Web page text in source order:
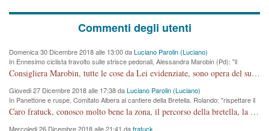
Commenti degli utenti
Domenica 30 Dicembre 2018 alle 13:00 daLuciano Parolin (Luciano)
In Ennesimo ciclista travolto sulle strisce pedonali, Alessandra Marobin (Pd): "il
Comune si svegli"
Consigliera Marobin, tutte le cose da Lei evidenziate, sono opera del suo ex Assessore e compagno di Partito Antonio Marco Dalla Pozza Assessore alla "progettazione" di piste ciclabili e altre porcherie. A lui manderei il conto da saldare per incidenti e danni alle persone. E' ora che "finiamola." Avete perso rassegnatevi. qui IL SINDACO RUCCO NON C'ENTRA PER NIENTE. CAPITO!!!!!!!! Amen.
Giovedi 27 Dicembre 2018 alle 17:38 daLuciano Parolin (Luciano)
In Panettone e ruspe, Comitato Albera al cantiere della Bretella. Rolando: "rispettare il
cronoprogramma"
Caro fratuck, conosco molto bene la zona, il percorso della bretella, la situazione dei cittadini, abito in Viale Trento. A partire dal 2003 ho partecipato al Comitato di Maddalene pro bretella, e a riunioni propositive per apportare modifiche al progetto. Numerose mie foto del territorio sono arrivate a Roma, altri miei interventi (non graditi dalla Sx) sono stati pubblicati dal GdV, assieme ad altri come Ciro Asproso, ora favorevole alla bretella. Ho partecipato alla raccolta firme per la chiusura della strada x 5 giorni eseguita dal Sindaco Hullwech per sforamento 180 Micro/g. Pertanto come impegno per la tematica sono apposto con la coscienza. Ora il Progetto è partito, fine! Voglio dire che la nuova Giunta "comunale" non c'entra più. L'opera sarà "malauguratamente" eseguita, ma non con il mio placet. Il Consigliere Comunale dovrebbe capire che la campagna elettorale è finita, con buona pace di tutti. Quello che invece dovrebbe interessare è la proprietà della strada, dall'uscita autostradale Ovest, sino alla Rotatoria dell'Albara, vi sono tre possessori: Autostrade SpA; La Provincia, il Comune. Come la mettiamo per il futuro ? I costi, da 50 sono saliti a 100 milioni di € come dire 20 milioni a KM (!) da non credere. Comunque si farà. Ma nessuno canti Vittoria, anzi meglio non farne un ulteriore fatto "partitico" per questioni elettorali o di seggio. Se mi manda la sua mail, sono disponibile ad inviare i documenti e le foto sopra descritte. Con ossequi, Luciano Parolin
Mercoledi 26 Dicembre 2018 alle 21:41 dafratuck